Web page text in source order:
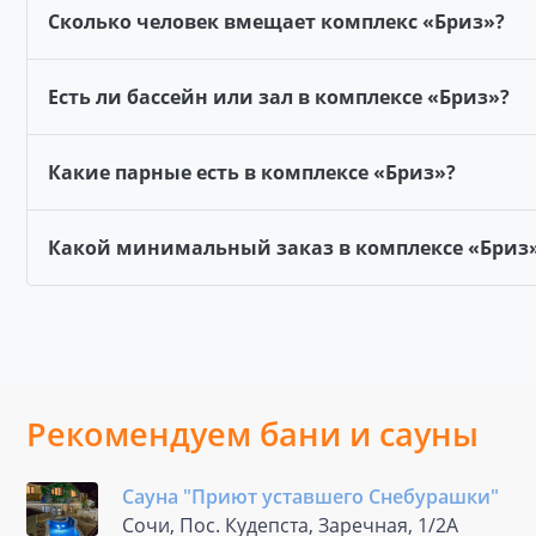
Сколько человек вмещает комплекс «Бриз»?
Есть ли бассейн или зал в комплексе «Бриз»?
Какие парные есть в комплексе «Бриз»?
Какой минимальный заказ в комплексе
Рекомендуем бани и сауны
Сауна "Приют уставшего Снебурашки"
Сочи, Пос. Кудепста, Заречная, 1/2А